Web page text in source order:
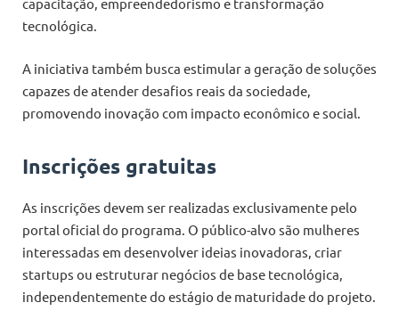
capacitação, empreendedorismo e transformação
tecnológica.
A iniciativa também busca estimular a geração de soluções
capazes de atender desafios reais da sociedade,
promovendo inovação com impacto econômico e social.
Inscrições gratuitas
As inscrições devem ser realizadas exclusivamente pelo
portal oficial do programa. O público-alvo são mulheres
interessadas em desenvolver ideias inovadoras, criar
startups ou estruturar negócios de base tecnológica,
independentemente do estágio de maturidade do projeto.